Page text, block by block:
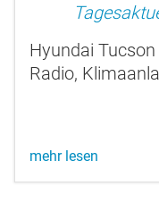
Hyundai
Radio,
mehr lesen